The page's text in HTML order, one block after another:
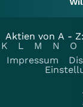
Aktien von A - Z:
K
L M N O
Impressum